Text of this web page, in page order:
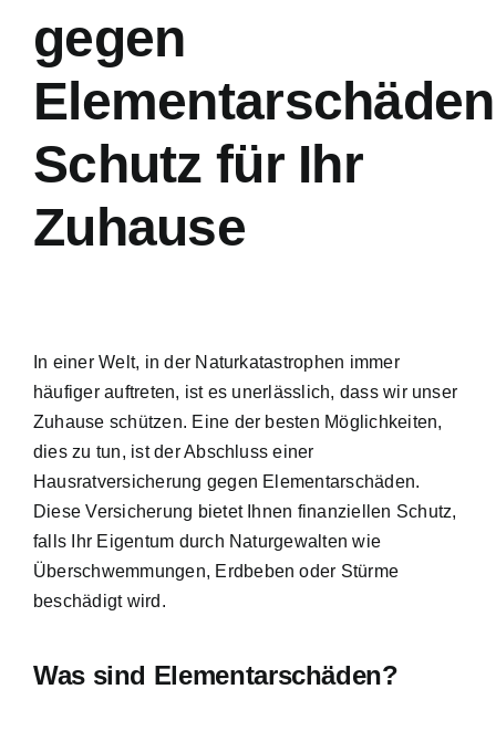
gegen
Schutz für Ihr
Zuhause
In einer Welt, in der Naturkatastrophen immer
häufiger auftreten, ist es unerlässlich, dass wir unser
Zuhause schützen. Eine der besten Möglichkeiten,
dies zu tun, ist der Abschluss einer
Hausratversicherung gegen Elementarschäden.
Diese Versicherung bietet Ihnen finanziellen Schutz,
falls Ihr Eigentum durch Naturgewalten wie
Überschwemmungen, Erdbeben oder Stürme
beschädigt wird.
Was sind Elementarschäden?